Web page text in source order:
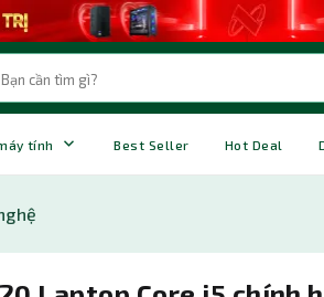
tính Best Seller Hot Deal